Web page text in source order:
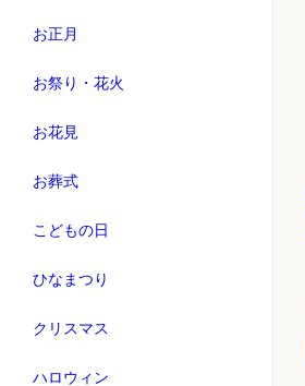
お正月
お祭り・花火
お花見
お葬式
こどもの日
ひなまつり
クリスマス
ハロウィン